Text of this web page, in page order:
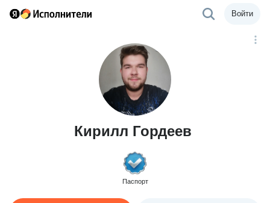
Войти
Кирилл Гордеев
Паспорт